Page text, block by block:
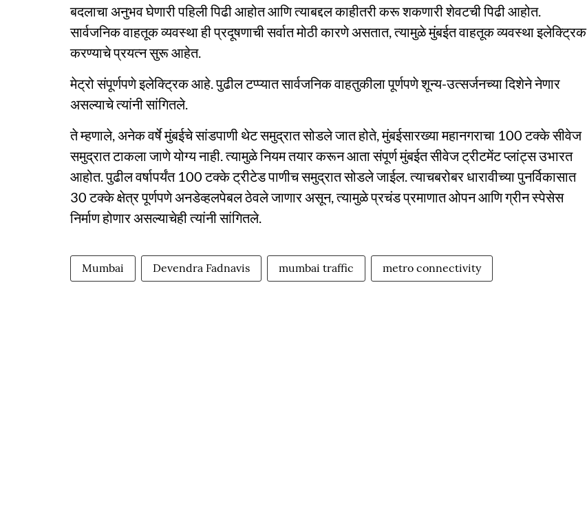
बदलाचा अनुभव घेणारी पहिली पिढी आहोत आणि त्याबद्दल काहीतरी करू शकणारी शेवटची पिढी आहोत.
सार्वजनिक वाहतूक व्यवस्था ही प्रदूषणाची सर्वात मोठी कारणे असतात, त्यामुळे मुंबईत वाहतूक व्यवस्था इलेक्ट्रिक
करण्याचे प्रयत्न सुरू आहेत.
मेट्रो संपूर्णपणे इलेक्ट्रिक आहे. पुढील टप्प्यात सार्वजनिक वाहतुकीला पूर्णपणे शून्य-उत्सर्जनच्या दिशेने नेणार
असल्याचे त्यांनी सांगितले.
ते म्हणाले, अनेक वर्षे मुंबईचे सांडपाणी थेट समुद्रात सोडले जात होते, मुंबईसारख्या महानगराचा 100 टक्के सीवेज
समुद्रात टाकला जाणे योग्य नाही. त्यामुळे नियम तयार करून आता संपूर्ण मुंबईत सीवेज ट्रीटमेंट प्लांट्स उभारत
आहोत. पुढील वर्षापर्यंत 100 टक्के ट्रीटेड पाणीच समुद्रात सोडले जाईल. त्याचबरोबर धारावीच्या पुनर्विकासात
30 टक्के क्षेत्र पूर्णपणे अनडेव्हलपेबल ठेवले जाणार असून, त्यामुळे प्रचंड प्रमाणात ओपन आणि ग्रीन स्पेसेस
निर्माण होणार असल्याचेही त्यांनी सांगितले.
Mumbai Devendra Fadnavis mumbai traffic metro connectivity